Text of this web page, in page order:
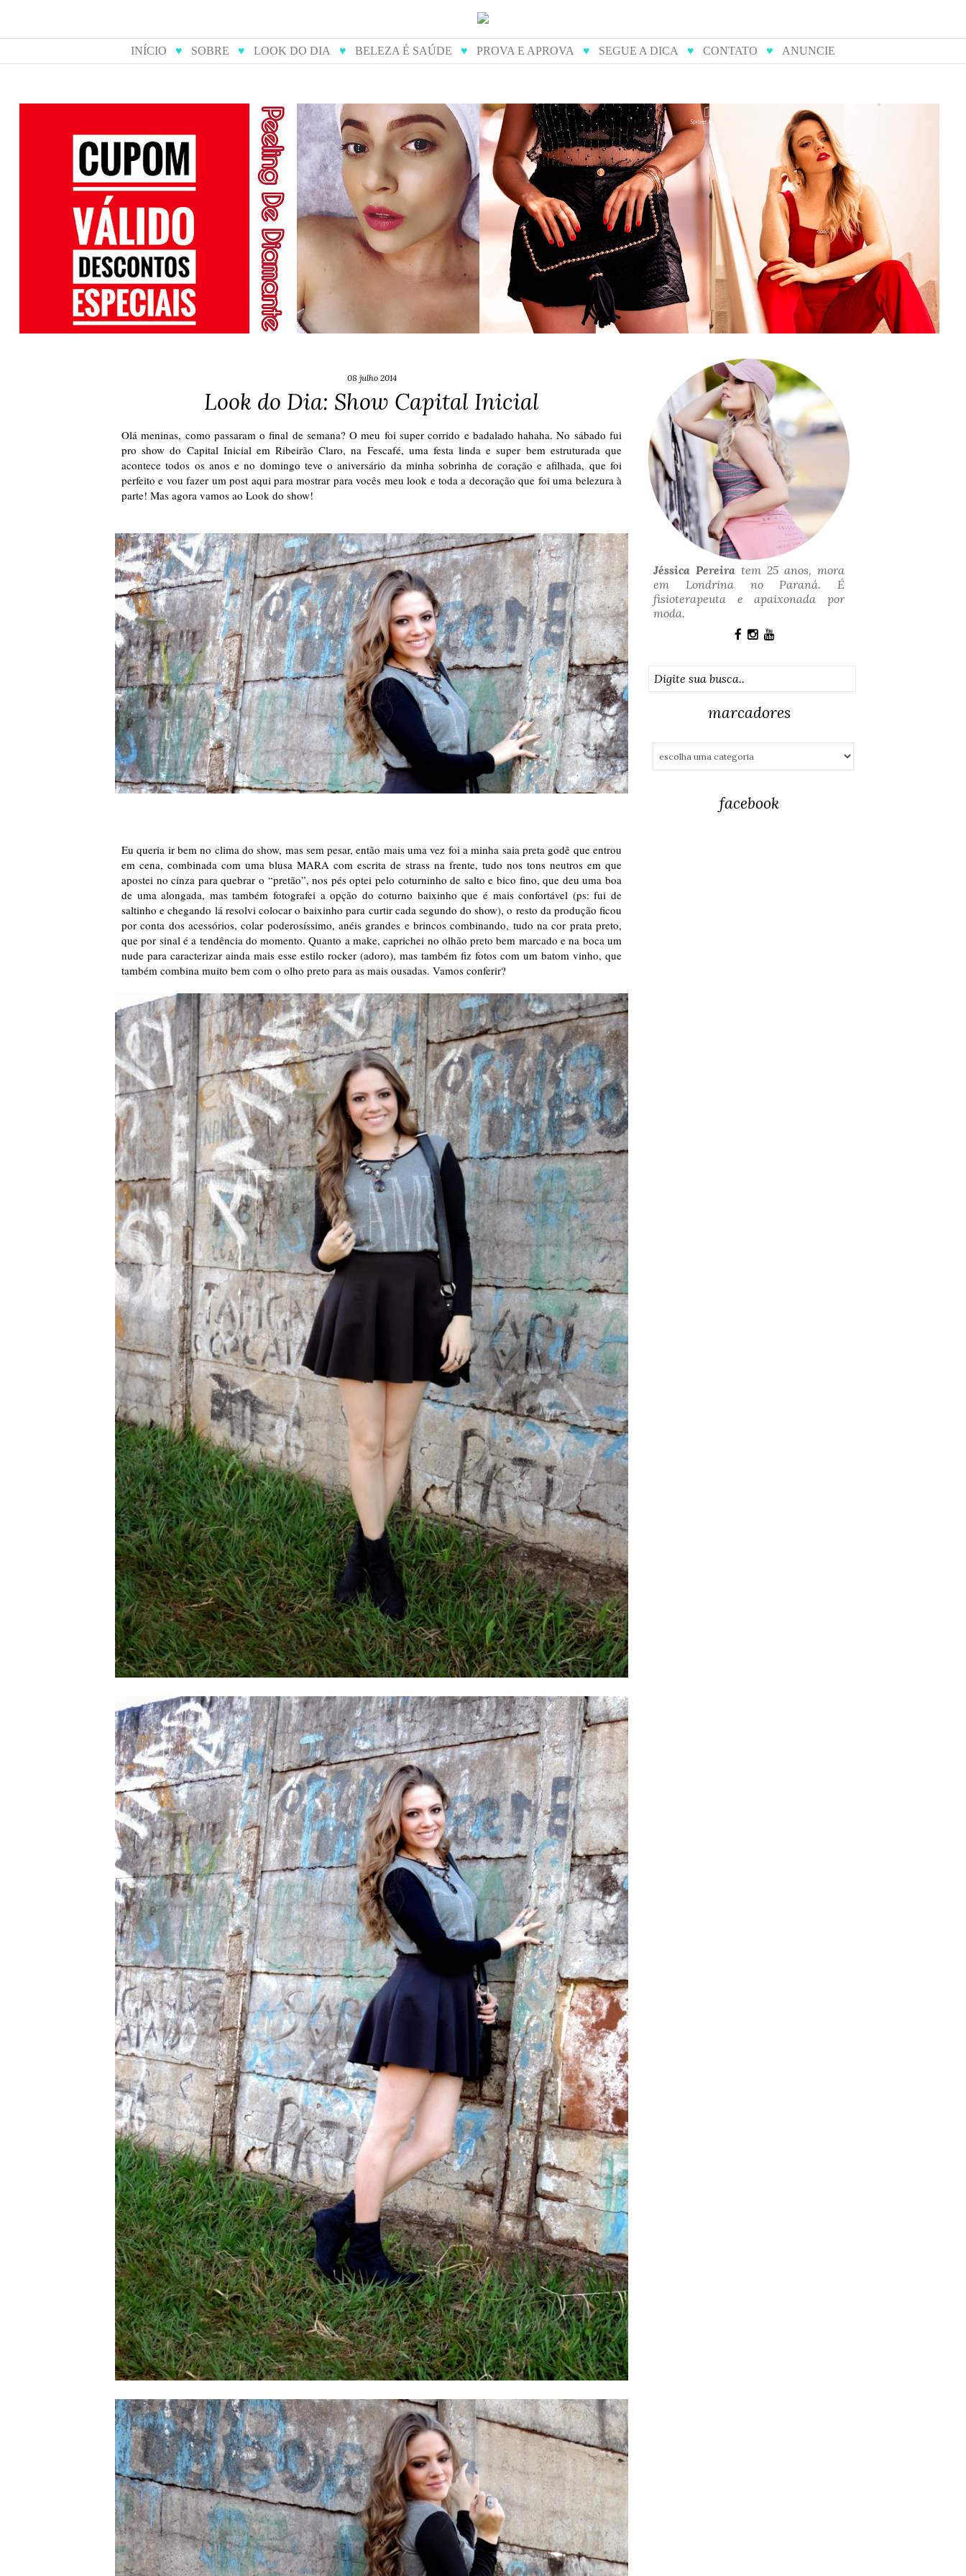
INÍCIO ♥ SOBRE ♥ LOOK DO DIA ♥ BELEZA É SAÚDE ♥ PROVA E APROVA ♥ SEGUE A DICA ♥ CONTATO ♥ ANUNCIE
cupom de desconto para
compras online
peeling de diamante - como é
feito
prova e aprova: dona julieta
bolsas artesanais
14 tendências do verão para
você arrasar nas festas de fim
de ano
08 julho 2014
Look do Dia: Show Capital Inicial
Olá meninas, como passaram o final de semana? O meu foi super corrido e badalado hahaha. No sábado fui
pro show do Capital Inicial em Ribeirão Claro, na Fescafé, uma festa linda e super bem estruturada que
acontece todos os anos e no domingo teve o aniversário da minha sobrinha de coração e afilhada, que foi
perfeito e vou fazer um post aqui para mostrar para vocês meu look e toda a decoração que foi uma belezura à
parte! Mas agora vamos ao Look do show!
Eu queria ir bem no clima do show, mas sem pesar, então mais uma vez foi a minha saia preta godê que entrou
em cena, combinada com uma blusa MARA com escrita de strass na frente, tudo nos tons neutros em que
apostei no cinza para quebrar o “pretão”, nos pés optei pelo coturninho de salto e bico fino, que deu uma boa
de uma alongada, mas também fotografei a opção do coturno baixinho que é mais confortável (ps: fui de
saltinho e chegando lá resolvi colocar o baixinho para curtir cada segundo do show), o resto da produção ficou
por conta dos acessórios, colar poderosíssimo, anéis grandes e brincos combinando, tudo na cor prata preto,
que por sinal é a tendência do momento. Quanto a make, caprichei no olhão preto bem marcado e na boca um
nude para caracterizar ainda mais esse estilo rocker (adoro), mas também fiz fotos com um batom vinho, que
também combina muito bem com o olho preto para as mais ousadas. Vamos conferir?
Jéssica Pereira tem 25 anos, mora
em Londrina no Paraná. É
fisioterapeuta e apaixonada por
moda.
marcadores
facebook